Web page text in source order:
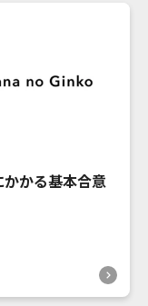
かる基本合意